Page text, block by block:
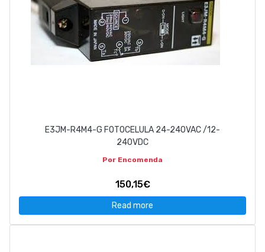
E3JM-R4M4-G FOTOCELULA 24-240VAC /12-
240VDC
Por Encomenda
150,15€
Read more